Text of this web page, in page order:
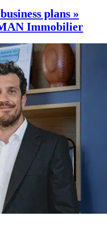
plans »
Immobilier